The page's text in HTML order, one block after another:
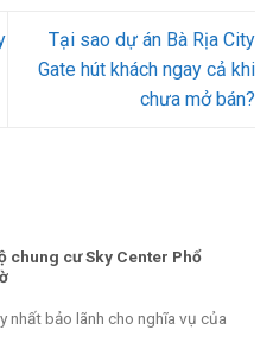
Tại sao dự án Bà Rịa City
Gate hút khách ngay cả khi
chưa mở bán?
chung cư Sky Center Phổ
nhất bảo lãnh cho nghĩa vụ của